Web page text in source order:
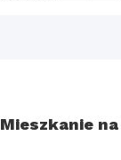
Mieszkanie